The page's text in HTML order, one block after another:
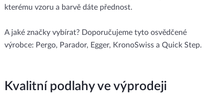
kterému vzoru a barvě dáte přednost.
A jaké značky vybírat? Doporučujeme tyto osvědčené
výrobce: Pergo, Parador, Egger, KronoSwiss a Quick Step.
Kvalitní podlahy ve výprodeji